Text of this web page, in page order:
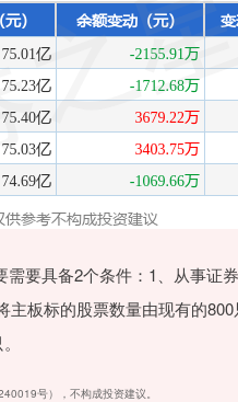
要具备2个条件：1、从事证
板标的股票数量由现有的
号），不构成投资建议。